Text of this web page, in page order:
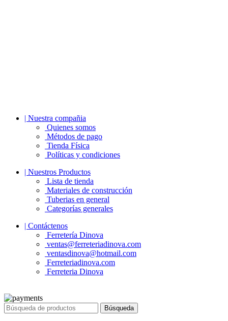
| Nuestra compañia
Quienes somos
Métodos de pago
Tienda Física
Políticas y condiciones
| Nuestros Productos
Lista de tienda
Materiales de construcción
Tuberias en general
Categorías generales
| Contáctenos
Ferretería Dinova
ventas@ferreteriadinova.com
ventasdinova@hotmail.com
Ferreteriadinova.com
Ferreteria Dinova
Búsqueda